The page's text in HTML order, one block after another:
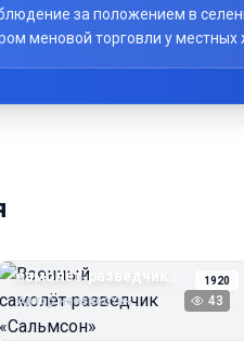
за положением в
меновой торговли у местных
1920
Военный
самолёт‑разведчик
«Сальмсон»
Автор неизвестен 43